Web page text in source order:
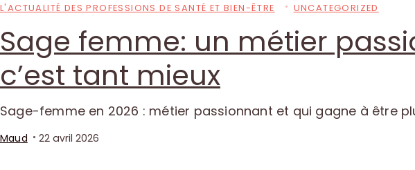
L'ACTUALITÉ DES PROFESSIONS DE SANTÉ ET BIEN-ÊTRE UNCATEGORIZED
Sage femme: un métier
c’est tant mieux
Sage-femme en 2026 : métier passionnant et qui gagne à être
Maud 22 avril 2026